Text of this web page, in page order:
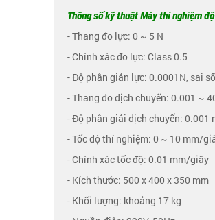
Thông số kỹ thuật Máy thí nghiệm
- Thang đo lực: 0 ~ 5 N
- Chính xác đo lực: Class 0.5
- Độ phân giản lực: 0.0001N, sai
- Thang đo dịch chuyển: 0.001 ~
- Độ phân giải dịch chuyển: 0.001
- Tốc độ thí nghiệm: 0 ~ 10 mm/
- Chính xác tốc độ: 0.01 mm/giây
- Kích thước: 500 x 400 x 350 mm
- Khối lượng: khoảng 17 kg